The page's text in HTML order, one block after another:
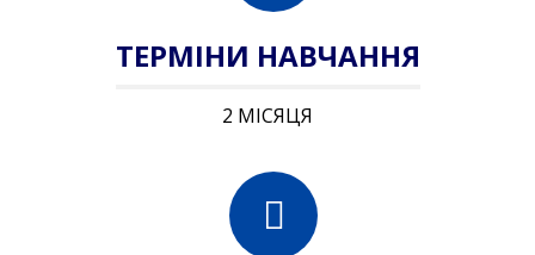
ТЕРМІНИ НАВЧАННЯ
2 МІСЯЦЯ